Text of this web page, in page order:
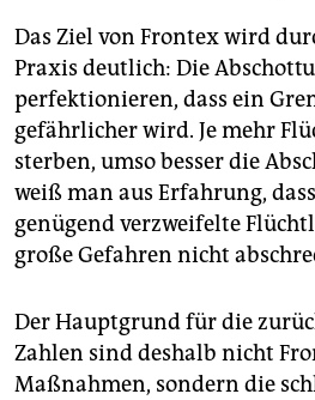
Das Ziel von Frontex wird
Praxis deutlich: Die
perfektionieren, dass ein
gefährlicher wird. Je mehr
sterben, umso besser die
weiß man aus Erfahrung,
genügend verzweifelte
große Gefahren nicht
Der Hauptgrund für die
Zahlen sind deshalb nicht
Maßnahmen, sondern die